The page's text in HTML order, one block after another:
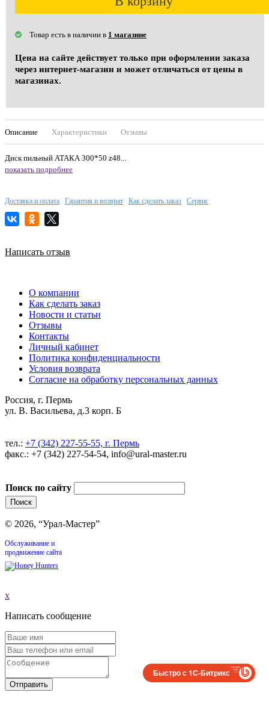
Товар есть в наличии в 1 магазине
Цена на сайте действует только при оформлении заказа
через интернет-магазин и может отличаться от цены в
магазинах.
Описание Характеристики Отзывы
Диск пильный АТАКА 300*50 z48...
показать подробнее
Доставка и оплата Гарантия и возврат Как сделать заказ Сервис
Написать отзыв
О компании
Как сделать заказ
Новости и статьи
Отзывы
Контакты
Личный кабинет
Политика конфиденциальности
Условия возврата
Согласие на обработку персональных данных
Россия, г. Пермь
ул. В. Васильева, д.3 корп. Б
тел.: +7 (342) 227-55-55, г. Пермь
факс.: +7 (342) 227-54-54, info@ural-master.ru
Поиск по сайту
© 2026, “Урал-Мастер”
Обслуживание и
продвижение сайта
x
Написать сообщение
Отправить
Быстро с 1С-Битрикс